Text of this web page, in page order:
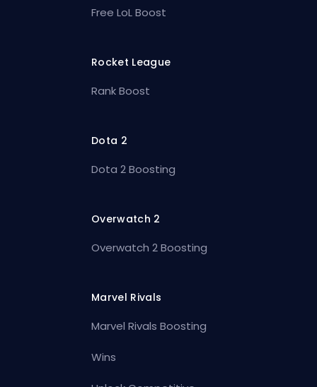
Free LoL Boost
Rocket League
Rank Boost
Dota 2
Dota 2 Boosting
Overwatch 2
Overwatch 2 Boosting
Marvel Rivals
Marvel Rivals Boosting
Wins